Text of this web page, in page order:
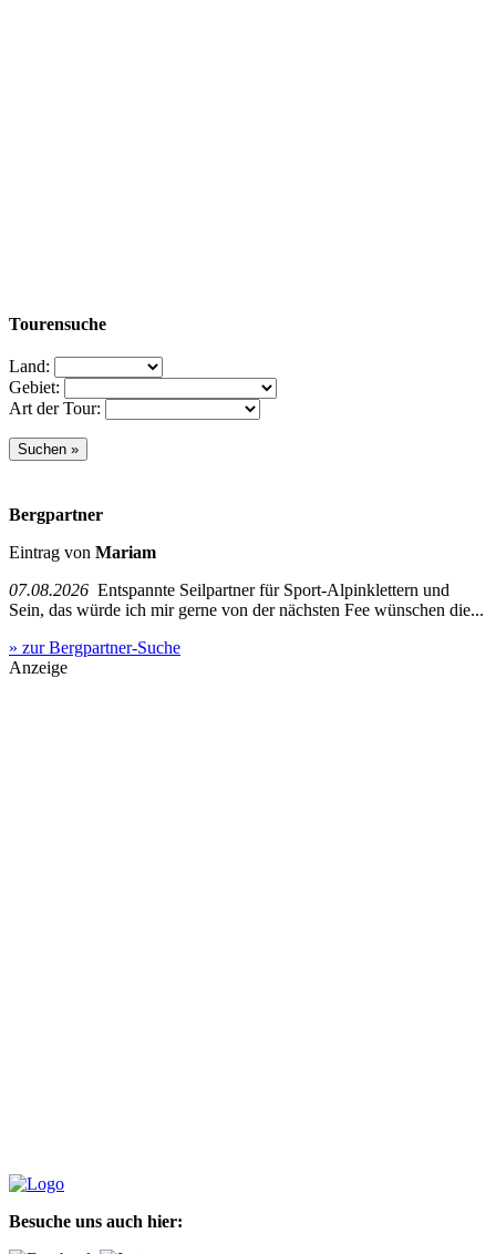
Tourensuche
Land:
Gebiet:
Art der Tour:
Bergpartner
Eintrag von Mariam
07.08.2026 Entspannte Seilpartner für Sport-Alpinklettern und
Sein, das würde ich mir gerne von der nächsten Fee wünschen die...
» zur Bergpartner-Suche
Anzeige
Besuche uns auch hier: